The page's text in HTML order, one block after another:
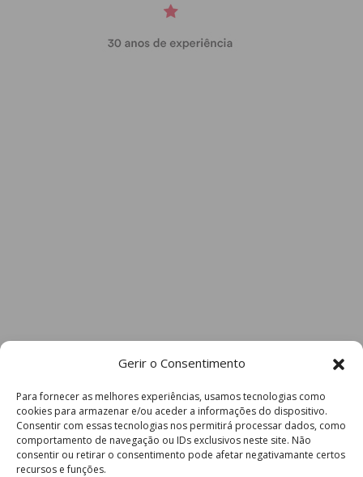
Gerir o Consentimento
Para fornecer as melhores experiências, usamos tecnologias como
cookies para armazenar e/ou aceder a informações do dispositivo.
Consentir com essas tecnologias nos permitirá processar dados, como
comportamento de navegação ou IDs exclusivos neste site. Não
consentir ou retirar o consentimento pode afetar negativamante certos
recursos e funções.